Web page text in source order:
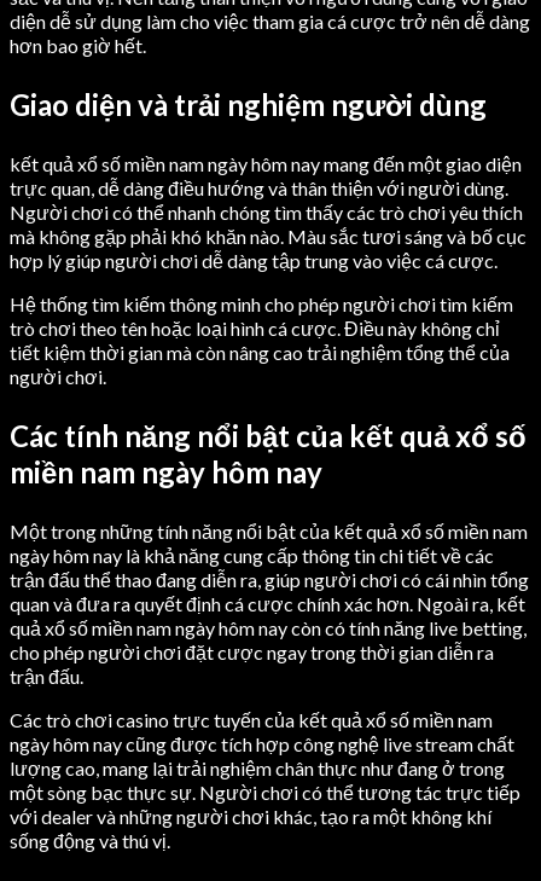
diện dễ sử dụng làm cho việc tham gia cá cược trở nên dễ dàng
hơn bao giờ hết.
Giao diện và trải nghiệm người dùng
kết quả xổ số miền nam ngày hôm nay mang đến một giao diện
trực quan, dễ dàng điều hướng và thân thiện với người dùng.
Người chơi có thể nhanh chóng tìm thấy các trò chơi yêu thích
mà không gặp phải khó khăn nào. Màu sắc tươi sáng và bố cục
hợp lý giúp người chơi dễ dàng tập trung vào việc cá cược.
Hệ thống tìm kiếm thông minh cho phép người chơi tìm kiếm
trò chơi theo tên hoặc loại hình cá cược. Điều này không chỉ
tiết kiệm thời gian mà còn nâng cao trải nghiệm tổng thể của
người chơi.
Các tính năng nổi bật của kết quả xổ số
miền nam ngày hôm nay
Một trong những tính năng nổi bật của kết quả xổ số miền nam
ngày hôm nay là khả năng cung cấp thông tin chi tiết về các
trận đấu thể thao đang diễn ra, giúp người chơi có cái nhìn tổng
quan và đưa ra quyết định cá cược chính xác hơn. Ngoài ra, kết
quả xổ số miền nam ngày hôm nay còn có tính năng live betting,
cho phép người chơi đặt cược ngay trong thời gian diễn ra
trận đấu.
Các trò chơi casino trực tuyến của kết quả xổ số miền nam
ngày hôm nay cũng được tích hợp công nghệ live stream chất
lượng cao, mang lại trải nghiệm chân thực như đang ở trong
một sòng bạc thực sự. Người chơi có thể tương tác trực tiếp
với dealer và những người chơi khác, tạo ra một không khí
sống động và thú vị.